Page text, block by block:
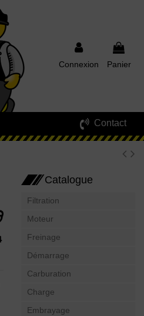
Connexion Panier
Contact
Catalogue
Filtration
Moteur
Freinage
Démarrage
Carburation
Charge
Embrayage